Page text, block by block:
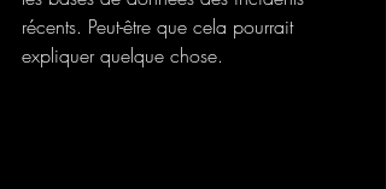
récents. Peut-être que cela pourrait
expliquer quelque chose.